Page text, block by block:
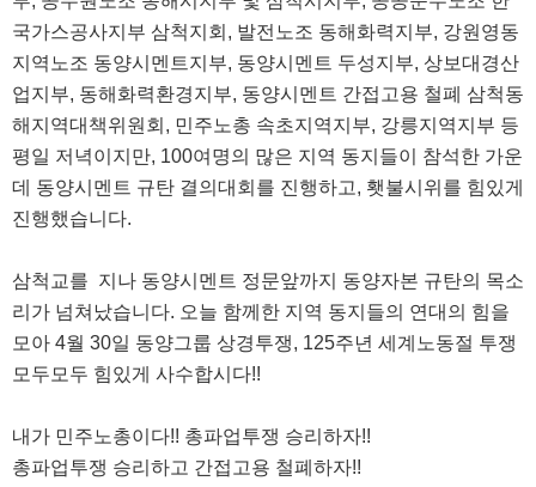
국가스공사지부 삼척지회, 발전노조 동해화력지부, 강원영동
지역노조 동양시멘트지부, 동양시멘트 두성지부, 상보대경산
업지부, 동해화력환경지부, 동양시멘트 간접고용 철폐 삼척동
해지역대책위원회, 민주노총 속초지역지부, 강릉지역지부 등
평일 저녁이지만, 100여명의 많은 지역 동지들이 참석한 가운
데 동양시멘트 규탄 결의대회를 진행하고, 횃불시위를 힘있게
진행했습니다.
삼척교를 지나 동양시멘트 정문앞까지 동양자본 규탄의 목소
리가 넘쳐났습니다. 오늘 함께한 지역 동지들의 연대의 힘을
모아 4월 30일 동양그룹 상경투쟁, 125주년 세계노동절 투쟁
모두모두 힘있게 사수합시다!!
내가 민주노총이다!! 총파업투쟁 승리하자!!
총파업투쟁 승리하고 간접고용 철폐하자!!